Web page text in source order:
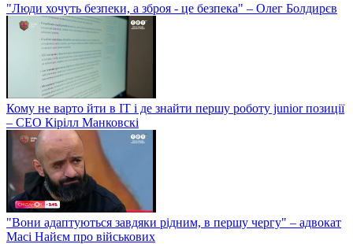
"Люди хочуть безпеки, а зброя - це безпека" – Олег Болдирєв
Кому не варто йти в IT і де знайти першу роботу junior позиції
– СЕО Кірілл Манковскі
"Вони адаптуються завдяки рідним, в першу чергу" – адвокат
Масі Найєм про військових